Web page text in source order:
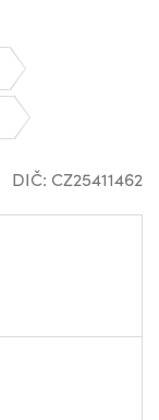
DIČ: CZ25411462